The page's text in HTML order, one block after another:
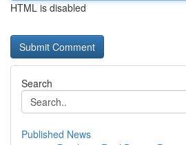
HTML is disabled
Search
Published News